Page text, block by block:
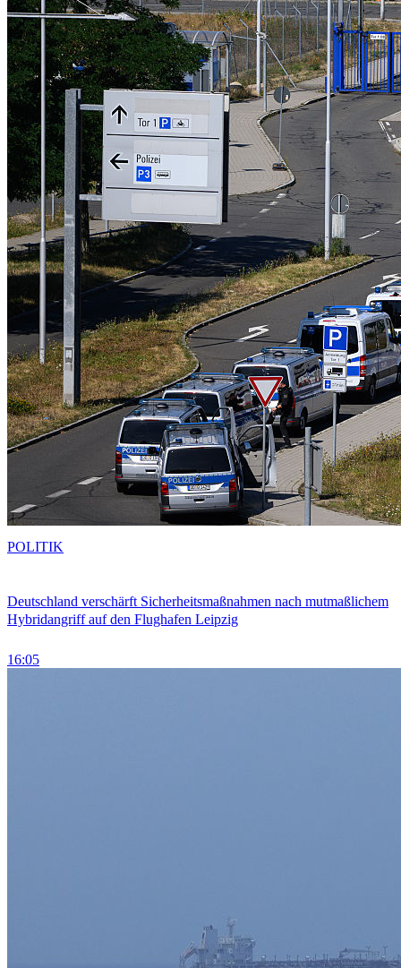
Deutschland verschärft Sicherheitsmaßnahmen nach mutmaßlichem
Hybridangriff auf den Flughafen Leipzig
16:05
POLITIK